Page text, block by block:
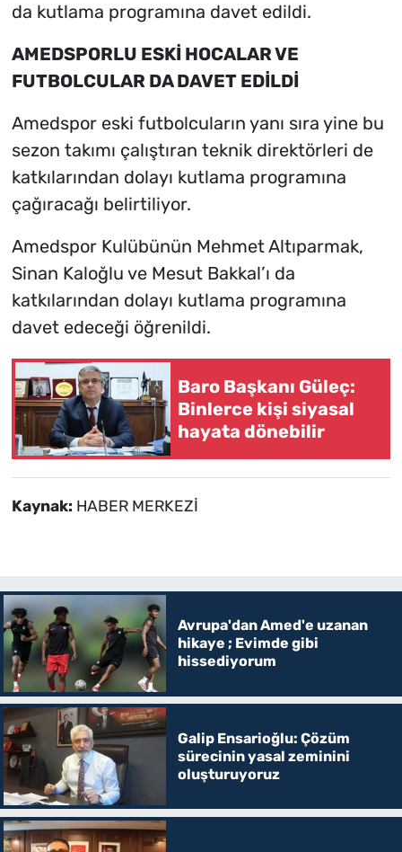
da kutlama programına davet edildi.
AMEDSPORLU ESKİ HOCALAR VE
FUTBOLCULAR DA DAVET EDİLDİ
Amedspor eski futbolcuların yanı sıra yine bu
sezon takımı çalıştıran teknik direktörleri de
katkılarından dolayı kutlama programına
çağıracağı belirtiliyor.
Amedspor Kulübünün Mehmet Altıparmak,
Sinan Kaloğlu ve Mesut Bakkal’ı da
katkılarından dolayı kutlama programına
davet edeceği öğrenildi.
Baro Başkanı Güleç:
Binlerce kişi siyasal
hayata dönebilir
Kaynak: HABER MERKEZİ
Avrupa'dan Amed'e uzanan
hikaye ; Evimde gibi
hissediyorum
Galip Ensarioğlu: Çözüm
sürecinin yasal zeminini
oluşturuyoruz